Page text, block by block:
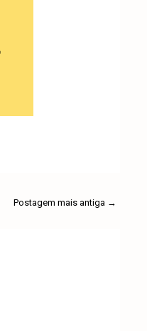
Postagem mais antiga →